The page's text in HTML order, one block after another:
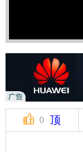
0 顶